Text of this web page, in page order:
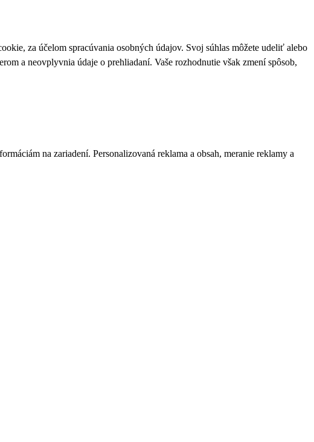
za účelom spracúvania osobných údajov. Svoj súhlas môžete udeliť alebo
a neovplyvnia údaje o prehliadaní. Vaše rozhodnutie však zmení spôsob,
na zariadení. Personalizovaná reklama a obsah, meranie reklamy a